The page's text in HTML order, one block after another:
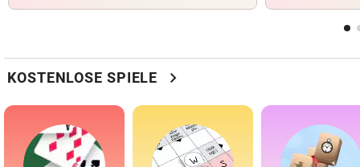
KOSTENLOSE SPIELE chevron_right